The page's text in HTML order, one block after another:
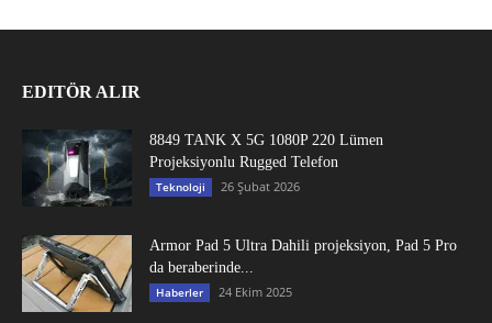
EDITÖR ALIR
8849 TANK X 5G 1080P 220 Lümen
Projeksiyonlu Rugged Telefon
Teknoloji 26 Şubat 2026
Armor Pad 5 Ultra Dahili projeksiyon, Pad 5 Pro
da beraberinde...
Haberler 24 Ekim 2025